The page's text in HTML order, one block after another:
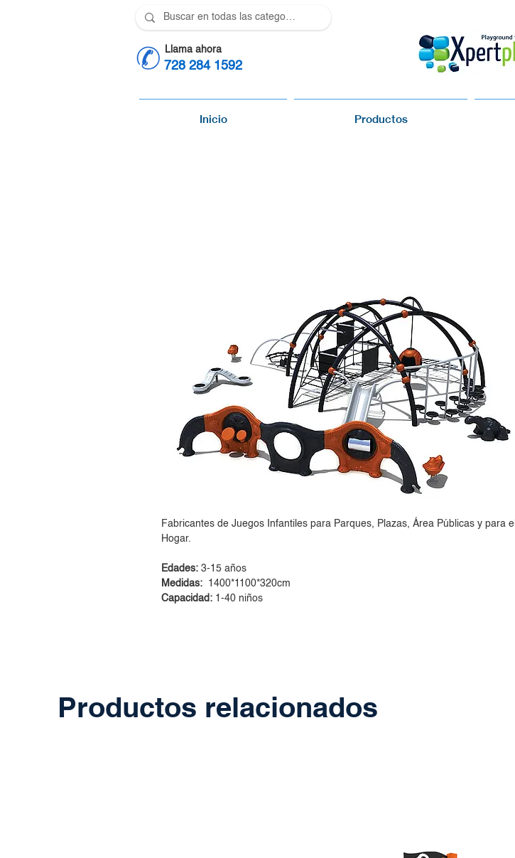
Llama ahora
728 284 1592
Inicio Productos
Fabricantes de Juegos Infantiles para Parques, Plazas, Área Públicas y para el
Hogar.
Edades: 3-15 años
Medidas: 1400*1100*320cm
Capacidad: 1-40 niños
Productos relacionados